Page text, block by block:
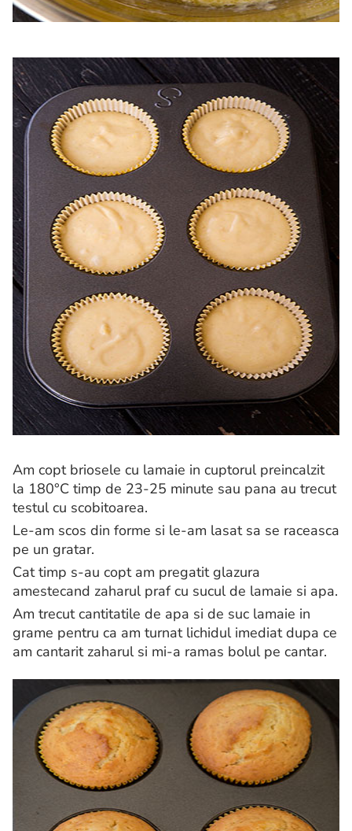
Am copt briosele cu lamaie in cuptorul preincalzit
la 180°C timp de 23-25 minute sau pana au trecut
testul cu scobitoarea.
Le-am scos din forme si le-am lasat sa se raceasca
pe un gratar.
Cat timp s-au copt am pregatit glazura
amestecand zaharul praf cu sucul de lamaie si apa.
Am trecut cantitatile de apa si de suc lamaie in
grame pentru ca am turnat lichidul imediat dupa ce
am cantarit zaharul si mi-a ramas bolul pe cantar.